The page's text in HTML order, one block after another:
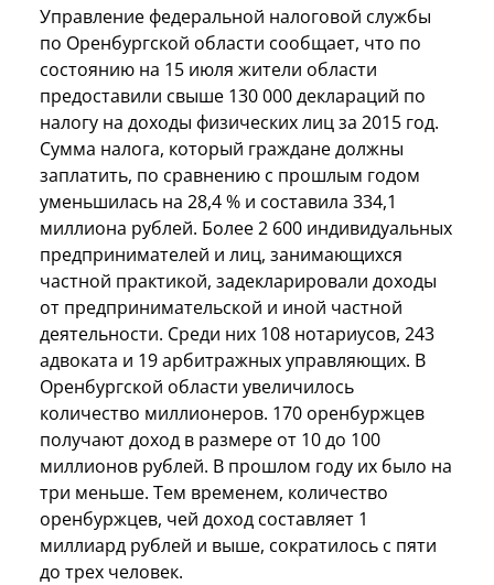
Управление федеральной налоговой службы
по Оренбургской области сообщает, что по
состоянию на 15 июля жители области
предоставили свыше 130 000 деклараций по
налогу на доходы физических лиц за 2015 год.
Сумма налога, который граждане должны
заплатить, по сравнению с прошлым годом
уменьшилась на 28,4 % и составила 334,1
миллиона рублей. Более 2 600 индивидуальных
предпринимателей и лиц, занимающихся
частной практикой, задекларировали доходы
от предпринимательской и иной частной
деятельности. Среди них 108 нотариусов, 243
адвоката и 19 арбитражных управляющих. В
Оренбургской области увеличилось
количество миллионеров. 170 оренбуржцев
получают доход в размере от 10 до 100
миллионов рублей. В прошлом году их было на
три меньше. Тем временем, количество
оренбуржцев, чей доход составляет 1
миллиард рублей и выше, сократилось с пяти
до трех человек.